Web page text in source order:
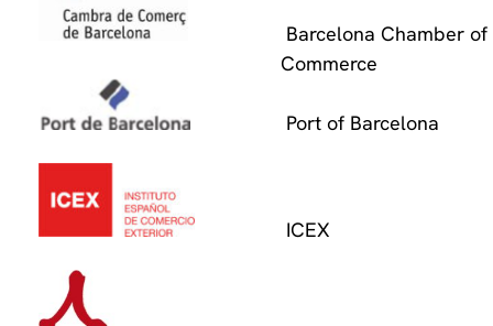
Barcelona Chamber of
Commerce
Port of Barcelona
ICEX